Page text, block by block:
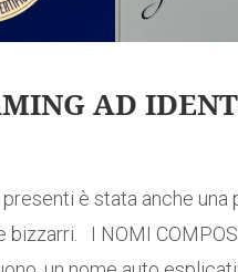
AD
è stata anche una
bizzarri. I NOMI